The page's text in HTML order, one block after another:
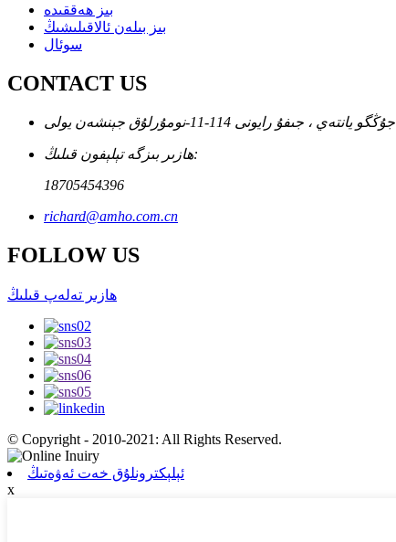
بىز ھەققىدە
بىز بىلەن ئالاقىلىشىڭ
سوئال
CONTACT US
جۇڭگو يانتەي ، جىفۇ رايونى 114-11-نومۇرلۇق جېنشەن يولى
ھازىر بىزگە تېلېفون قىلىڭ:
18705454396
richard@amho.com.cn
FOLLOW US
ھازىر تەلەپ قىلىڭ
© Copyright - 2010-2021: All Rights Reserved.
ئېلېكترونلۇق خەت ئەۋەتىڭ
x